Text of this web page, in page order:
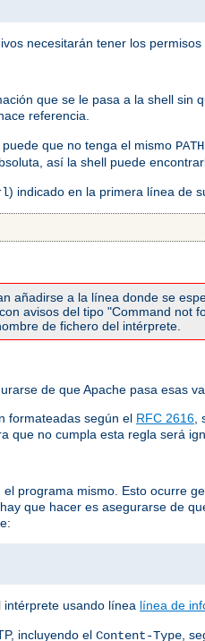
necesitarán tener los
que se le pasa a la shell sin
referencia.
que no tenga el mismo PATH
así la shell puede
) indicado en la primera línea de
añadirse a la línea donde se
avisos del tipo "Command not
de fichero del intérprete.
de que Apache pasa esas
formateadas según el RFC 2616
no cumpla esta regla será
programa mismo. Esto ocurre
que hacer es asegurarse de
intérprete usando línea línea de
incluyendo el Content-Type ,